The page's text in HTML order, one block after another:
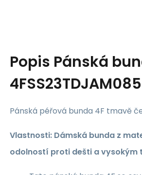
Popis Pánská
Pánská péřová bunda 4F tmavě
Vlastnosti: Dámská bunda z
odolností proti dešti a vysokým